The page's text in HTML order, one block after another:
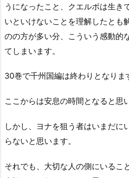
うになったこと、クエルボは生き
いといけないことを理解したとも
のの方が多い分、こういう感動的
てしまいます。
30巻で千州国編は終わりとなりま
ここからは安息の時間となると思
しかし、ヨナを狙う者はいまだに
らないと思います。
それでも、大切な人の側にいるこ